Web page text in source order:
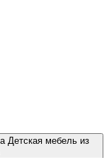
Детская мебель из